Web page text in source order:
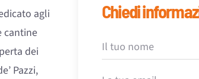
agli
cantine
dei
Pazzi,
Chiedi